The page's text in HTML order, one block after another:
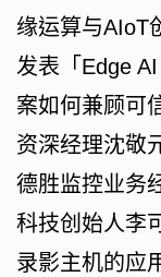
缘运算与AIoT
发表「Edge
案如何兼顾可
资深经理沈敬
德胜监控业务
科技创始人李
录影主机的应